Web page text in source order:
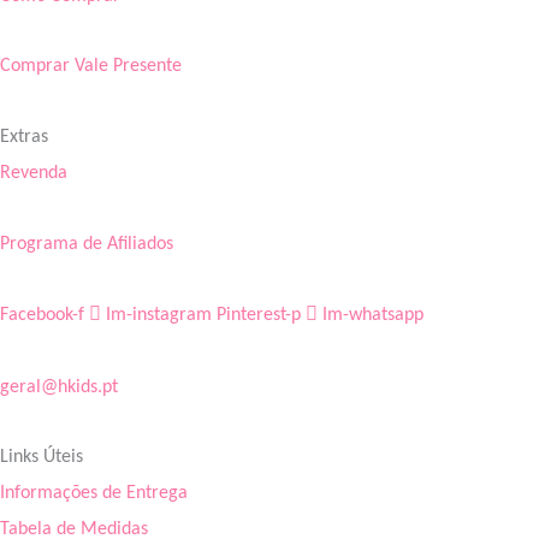
Comprar Vale Presente
Extras
Revenda
Programa de Afiliados
Facebook-f Im-instagram Pinterest-p Im-whatsapp
geral@hkids.pt
Links Úteis
Informações de Entrega
Tabela de Medidas